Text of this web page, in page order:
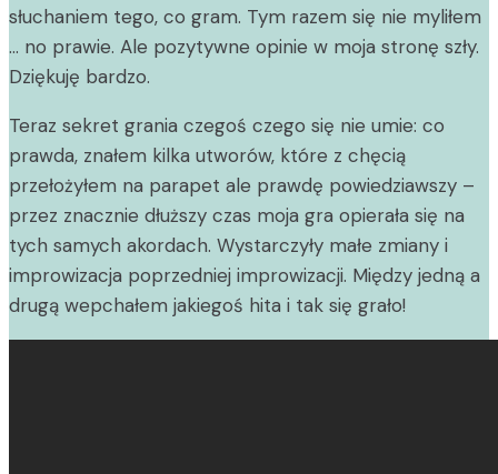
słuchaniem tego, co gram. Tym razem się nie myliłem
… no prawie. Ale pozytywne opinie w moja stronę szły.
Dziękuję bardzo.
Teraz sekret grania czegoś czego się nie umie: co
prawda, znałem kilka utworów, które z chęcią
przełożyłem na parapet ale prawdę powiedziawszy –
przez znacznie dłuższy czas moja gra opierała się na
tych samych akordach. Wystarczyły małe zmiany i
improwizacja poprzedniej improwizacji. Między jedną a
drugą wepchałem jakiegoś hita i tak się grało!